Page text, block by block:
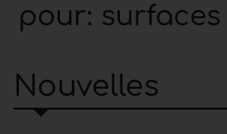
pour:
Nouvelles